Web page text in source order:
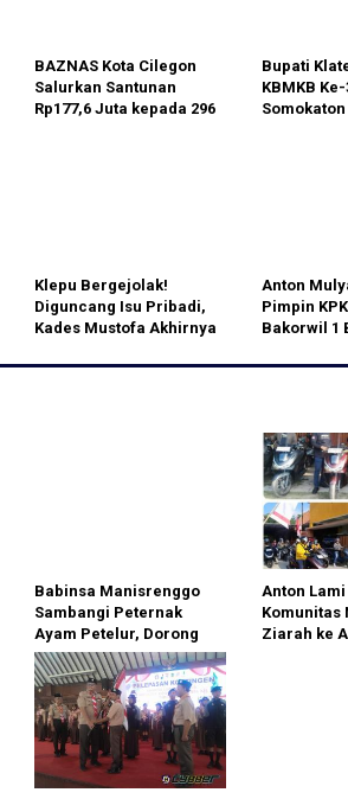
BAZNAS Kota Cilegon
Salurkan Santunan
Rp177,6 Juta kepada 296
Bupati
KBMKB
Somokaton
Klepu Bergejolak!
Diguncang Isu Pribadi,
Kades Mustofa Akhirnya
Anton
Pimpin
Bakorwil 1
Babinsa Manisrenggo
Sambangi Peternak
Ayam Petelur, Dorong
Ketahanan Pangan
Anton
Komunitas
Ziarah ke